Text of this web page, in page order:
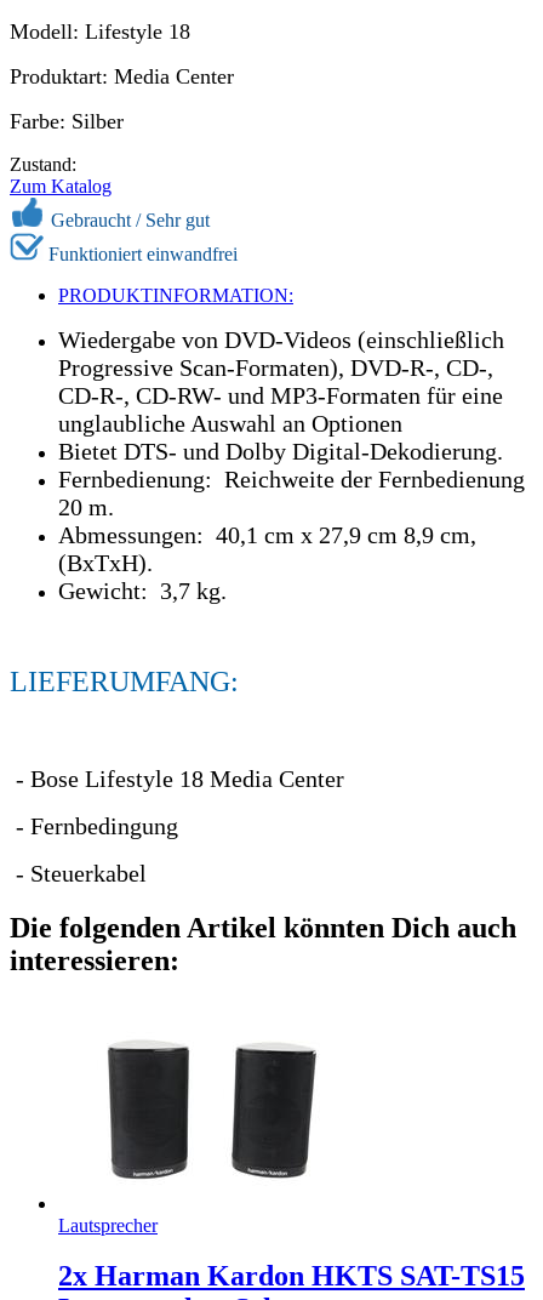
Modell: Lifestyle 18
Produktart: Media Center
Farbe: Silber
Zustand:
Zum Katalog
Gebraucht / Sehr gut
Funktioniert einwandfrei
PRODUKTINFORMATION:
Wiedergabe von DVD-Videos (einschließlich
Progressive Scan-Formaten), DVD-R-, CD-,
CD-R-, CD-RW- und MP3-Formaten für eine
unglaubliche Auswahl an Optionen
Bietet DTS- und Dolby Digital-Dekodierung.
Fernbedienung: Reichweite der Fernbedienung
20 m.
Abmessungen: 40,1 cm x 27,9 cm 8,9 cm,
(BxTxH).
Gewicht: 3,7 kg.
LIEFERUMFANG:
- Bose Lifestyle 18 Media Center
- Fernbedingung
- Steuerkabel
Die folgenden Artikel könnten Dich auch
interessieren:
Lautsprecher
2x Harman Kardon HKTS SAT-TS15